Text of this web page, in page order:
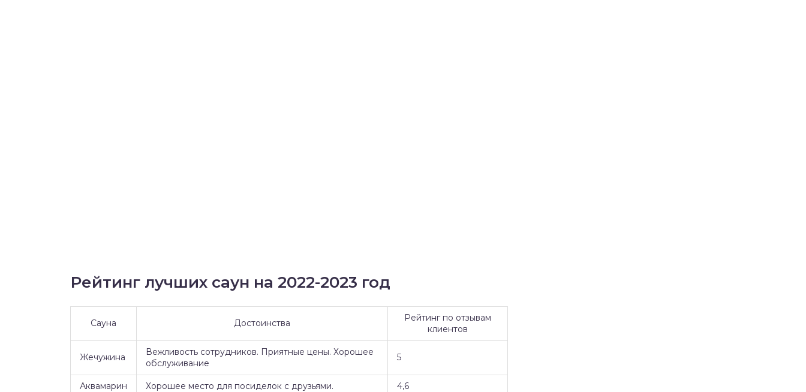
Рейтинг лучших саун на 2022-2023 год
Сауна Достоинства
Рейтинг по отзывам
клиентов
Жечужина
Вежливость сотрудников. Приятные цены. Хорошее
обслуживание
5
Аквамарин Хорошее место для посиделок с друзьями. 4,6